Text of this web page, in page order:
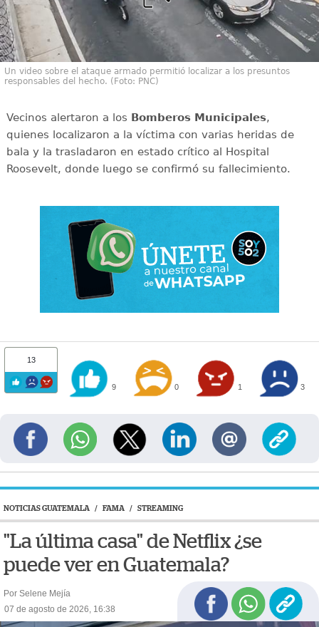
Un video sobre el ataque armado permitió localizar a los presuntos
responsables del hecho. (Foto: PNC)
Vecinos alertaron a los Bomberos Municipales,
quienes localizaron a la víctima con varias heridas de
bala y la trasladaron en estado crítico al Hospital
Roosevelt, donde luego se confirmó su fallecimiento.
13
9 0 1 3
NOTICIAS GUATEMALA / FAMA / STREAMING
"La última casa" de Netflix ¿se
puede ver en Guatemala?
Por Selene Mejía
07 de agosto de 2026, 16:38